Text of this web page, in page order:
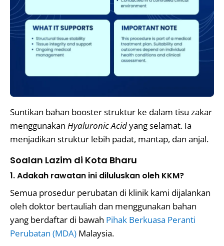
Suntikan bahan booster struktur ke dalam tisu zakar
menggunakan Hyaluronic Acidyang selamat. Ia
menjadikan struktur lebih padat, mantap, dan anjal.
Soalan Lazim di Kota Bharu
1. Adakah rawatan ini diluluskan oleh KKM?
Semua prosedur perubatan di klinik kami dijalankan
oleh doktor bertauliah dan menggunakan bahan
yang berdaftar di bawah Pihak Berkuasa Peranti
Perubatan (MDA) Malaysia.